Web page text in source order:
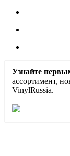
Узнайте
ассортимент,
VinylRussia.